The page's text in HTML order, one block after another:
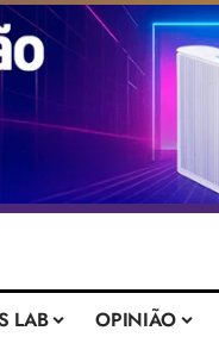
LAB OPINIÃO